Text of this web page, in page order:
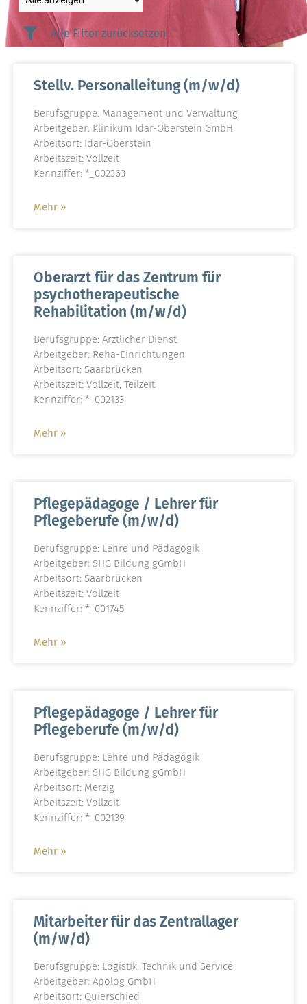
Alle Filter zurücksetzen
Stellv. Personalleitung (m/w/d)
Berufsgruppe: Management und Verwaltung
Arbeitgeber: Klinikum Idar-Oberstein GmbH
Arbeitsort: Idar-Oberstein
Arbeitszeit: Vollzeit
Kennziffer: *_002363
Mehr »
Oberarzt für das Zentrum für
psychotherapeutische
Rehabilitation (m/w/d)
Berufsgruppe: Ärztlicher Dienst
Arbeitgeber: Reha-Einrichtungen
Arbeitsort: Saarbrücken
Arbeitszeit: Vollzeit, Teilzeit
Kennziffer: *_002133
Mehr »
Pflegepädagoge / Lehrer für
Pflegeberufe (m/w/d)
Berufsgruppe: Lehre und Pädagogik
Arbeitgeber: SHG Bildung gGmbH
Arbeitsort: Saarbrücken
Arbeitszeit: Vollzeit
Kennziffer: *_001745
Mehr »
Pflegepädagoge / Lehrer für
Pflegeberufe (m/w/d)
Berufsgruppe: Lehre und Pädagogik
Arbeitgeber: SHG Bildung gGmbH
Arbeitsort: Merzig
Arbeitszeit: Vollzeit
Kennziffer: *_002139
Mehr »
Mitarbeiter für das Zentrallager
(m/w/d)
Berufsgruppe: Logistik, Technik und Service
Arbeitgeber: Apolog GmbH
Arbeitsort: Quierschied